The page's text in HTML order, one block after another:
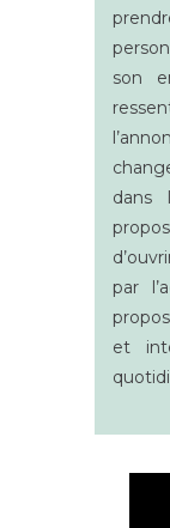
son
dans
par
et